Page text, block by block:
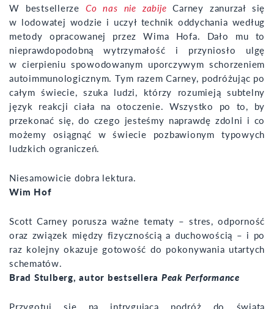
W bestsellerze Co nas nie zabije Carney zanurzał się
w lodowatej wodzie i uczył technik oddychania według
metody opracowanej przez Wima Hofa. Dało mu to
nieprawdopodobną wytrzymałość i przyniosło ulgę
w cierpieniu spowodowanym uporczywym schorzeniem
autoimmunologicznym. Tym razem Carney, podróżując po
całym świecie, szuka ludzi, którzy rozumieją subtelny
język reakcji ciała na otoczenie. Wszystko po to, by
przekonać się, do czego jesteśmy naprawdę zdolni i co
możemy osiągnąć w świecie pozbawionym typowych
ludzkich ograniczeń.
Niesamowicie dobra lektura.
Wim Hof
Scott Carney porusza ważne tematy – stres, odporność
oraz związek między fizycznością a duchowością – i po
raz kolejny okazuje gotowość do pokonywania utartych
schematów.
Brad Stulberg,autor bestsellera Peak Performance
Przygotuj się na intrygującą podróż do świata